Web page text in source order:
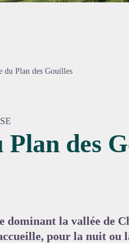
du Plan des Gouilles
Plan des
dominant la vallée de
pour la nuit ou